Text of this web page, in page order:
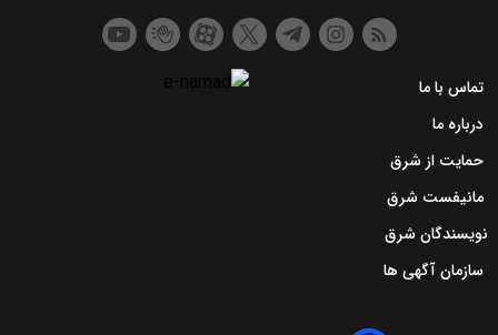
تماس با ما
درباره ما
حمایت از شرق
مانیفست شرق
نویسندگان شرق
سازمان آگهی ها